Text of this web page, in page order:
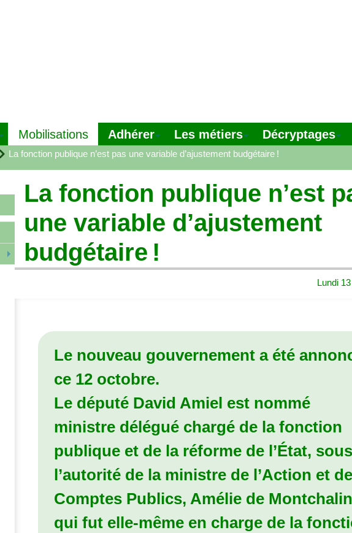
Mobilisations Adhérer Les métiers Décryptages
La fonction publique n’est pas une variable d’ajustement budgétaire !
La fonction publique n’est
une variable d’ajustement
budgétaire !
Lundi
Le nouveau gouvernement a été
ce 12 octobre.
Le député David Amiel est nommé
ministre délégué chargé de la fonction
publique et de la réforme de l’État, sous
l’autorité de la ministre de l’Action et
Comptes Publics, Amélie de
qui fut elle-même en charge de la